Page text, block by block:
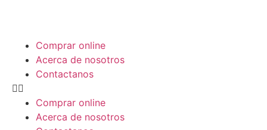
Comprar online
Acerca de nosotros
Contactanos
Comprar online
Acerca de nosotros